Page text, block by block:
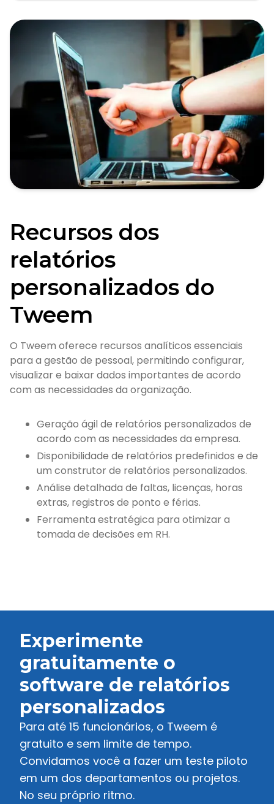
Recursos dos
relatórios
personalizados do
Tweem
O Tweem oferece recursos analíticos essenciais
para a gestão de pessoal, permitindo configurar,
visualizar e baixar dados importantes de acordo
com as necessidades da organização.
Geração ágil de relatórios personalizados de
acordo com as necessidades da empresa.
Disponibilidade de relatórios predefinidos e de
um construtor de relatórios personalizados.
Análise detalhada de faltas, licenças, horas
extras, registros de ponto e férias.
Ferramenta estratégica para otimizar a
tomada de decisões em RH.
Experimente
gratuitamente o
software de relatórios
personalizados
Para até 15 funcionários, o Tweem é
gratuito e sem limite de tempo.
Convidamos você a fazer um teste piloto
em um dos departamentos ou projetos.
No seu próprio ritmo.